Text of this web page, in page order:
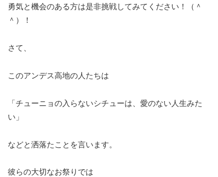
勇気と機会のある方は是非挑戦してみてください！（＾
＾）！
さて、
このアンデス高地の人たちは
「チューニョの入らないシチューは、愛のない人生みた
い」
などと洒落たことを言います。
彼らの大切なお祭りでは